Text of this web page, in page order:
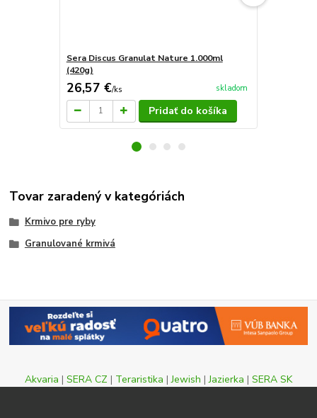
Sera Discus Granulat Nature 1.000ml
(420g)
26,57 €/ks skladom
Pridať do košíka
Tovar zaradený v kategóriách
Krmivo pre ryby
Granulované krmivá
Akvaria | SERA CZ | Teraristika |Jewish |Jazierka | SERA SK